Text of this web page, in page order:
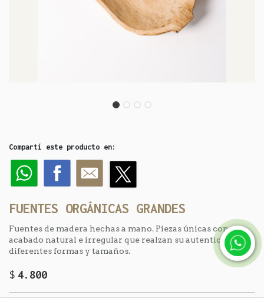
Compartí este producto en:
FUENTES ORGÁNICAS GRANDES
Fuentes de madera hechas a mano. Piezas únicas con
acabado natural e irregular que realzan su autenticidad. En
diferentes formas y tamaños.
$4.800